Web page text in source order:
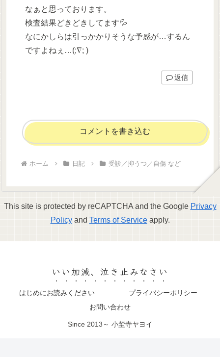
なぁと思っております。
検査結果どきどきしてます💦
なにかしらは引っかかりそうな予感が…するん
ですよねぇ…(;∇; )
返信
コメントを書き込む
ホーム 日記 受診／抑うつ／自傷 など
This site is protected by reCAPTCHA and the Google Privacy
Policyand Terms of Serviceapply.
いい加減、泣き止みなさい
はじめにお読みください
プライバシーポリシー
お問い合わせ
Since 2013～ 小埜寺ヤヨイ